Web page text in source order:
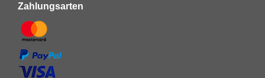
Zahlungsarten